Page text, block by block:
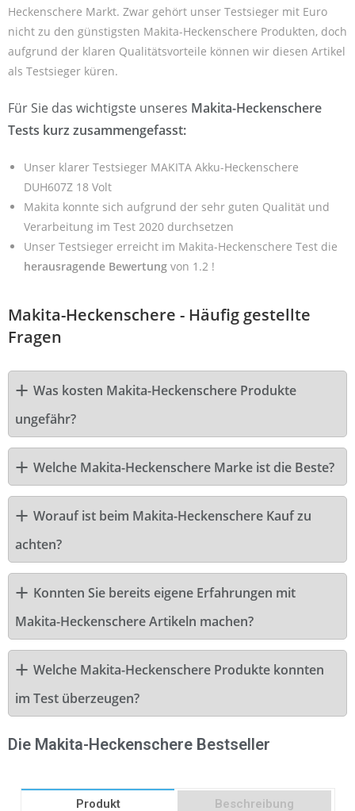
Heckenschere Markt. Zwar gehört unser Testsieger mit Euro
nicht zu den günstigsten Makita-Heckenschere Produkten, doch
aufgrund der klaren Qualitätsvorteile können wir diesen Artikel
als Testsieger küren.
Für Sie das wichtigste unseres Makita-Heckenschere
Tests kurz zusammengefasst:
Unser klarer Testsieger MAKITA Akku-Heckenschere
DUH607Z 18 Volt
Makita konnte sich aufgrund der sehr guten Qualität und
Verarbeitung im Test 2020 durchsetzen
Unser Testsieger erreicht im Makita-Heckenschere Test die
herausragende Bewertung von 1.2 !
Makita-Heckenschere - Häufig gestellte
Fragen
Was kosten Makita-Heckenschere Produkte
ungefähr?
Welche Makita-Heckenschere Marke ist die Beste?
Worauf ist beim Makita-Heckenschere Kauf zu
achten?
Konnten Sie bereits eigene Erfahrungen mit
Makita-Heckenschere Artikeln machen?
Welche Makita-Heckenschere Produkte konnten
im Test überzeugen?
Die Makita-Heckenschere Bestseller
Produkt Beschreibung